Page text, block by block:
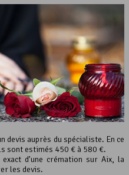
devis auprès du spécialiste. En ce
sont estimés 450 € à 580 €.
d’une crémation sur Aix, la
les devis.